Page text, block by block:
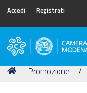
Accedi Registrati
Camera
Commercio
Tu
Home
Promozione